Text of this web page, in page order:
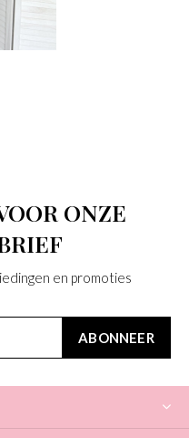
ONZE
en promoties
ABONNEER